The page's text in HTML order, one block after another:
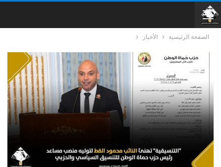
الصفحة الرئيسية الأخبار